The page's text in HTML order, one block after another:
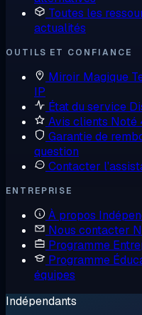
Toutes les
actualités
OUTILS ET CONFIANCE
Miroir Magique
IP
État du service
Avis clients Noté
Garantie de
question
Contacter
ENTREPRISE
À propos
Nous contacter
Programme
Programme
équipes
Indépendants